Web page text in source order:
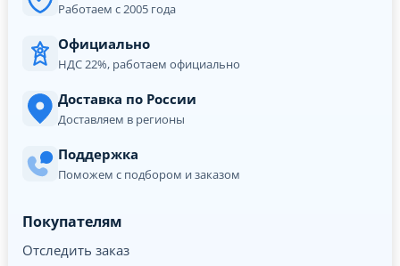
Работаем с 2005 года
Официально
НДС 22%, работаем официально
Доставка по России
Доставляем в регионы
Поддержка
Поможем с подбором и заказом
Покупателям
Отследить заказ